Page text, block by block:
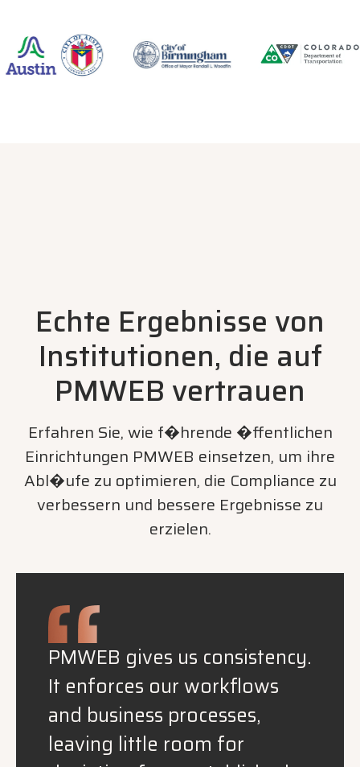
Echte Ergebnisse von
Institutionen, die auf
PMWEB vertrauen
Erfahren Sie, wie f�hrende �ffentlichen
Einrichtungen PMWEB einsetzen, um ihre
Abl�ufe zu optimieren, die Compliance zu
verbessern und bessere Ergebnisse zu
erzielen.
PMWEB gives us consistency.
It enforces our workflows
and business processes,
leaving little room for